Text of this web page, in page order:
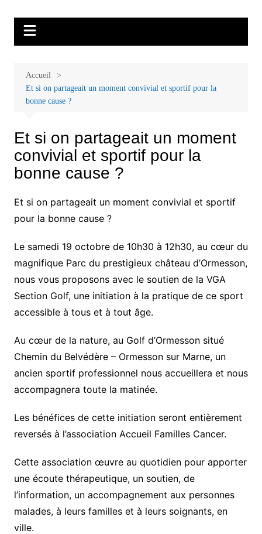
contenu
Malades et proches, Vivre avec et
après le cancer
thérapeutique, sophrologie, sport adapté, art thérapie, musico thérapie…
Accueil
Et si on partageait un moment convivial et sportif pour la
bonne cause ?
Et si on partageait un moment
convivial et sportif pour la
bonne cause ?
Et si on partageait un moment convivial et sportif
pour la bonne cause ?
Le samedi 19 octobre de 10h30 à 12h30, au cœur du
magnifique Parc du prestigieux château d’Ormesson,
nous vous proposons avec le soutien de la VGA
Section Golf, une initiation à la pratique de ce sport
accessible à tous et à tout âge.
Au cœur de la nature, au Golf d’Ormesson situé
Chemin du Belvédère – Ormesson sur Marne, un
ancien sportif professionnel nous accueillera et nous
accompagnera toute la matinée.
Les bénéfices de cette initiation seront entièrement
reversés à l’association Accueil Familles Cancer.
Cette association œuvre au quotidien pour apporter
une écoute thérapeutique, un soutien, de
l’information, un accompagnement aux personnes
malades, à leurs familles et à leurs soignants, en
ville.